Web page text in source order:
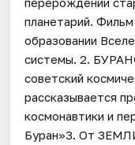
планетарий.
образовании
системы. 2.
советский
рассказывается
космонавтики и
Буран»3. От